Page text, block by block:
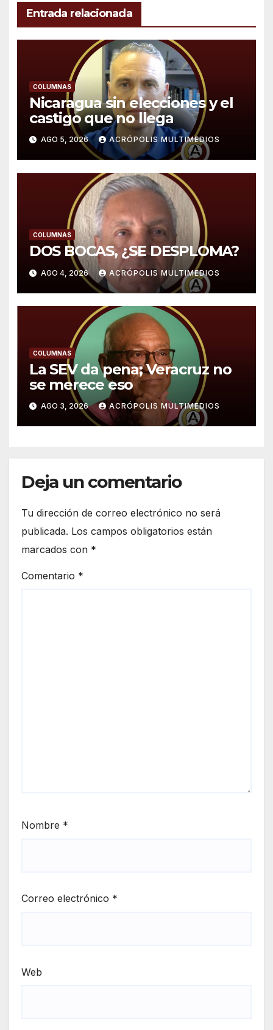
Entrada relacionada
COLUMNAS
Nicaragua sin elecciones y el
castigo que no llega
AGO 5, 2026 ACRÓPOLIS MULTIMEDIOS
COLUMNAS
DOS BOCAS, ¿SE DESPLOMA?
AGO 4, 2026 ACRÓPOLIS MULTIMEDIOS
COLUMNAS
La SEV da pena; Veracruz no
se merece eso
AGO 3, 2026 ACRÓPOLIS MULTIMEDIOS
Deja un comentario
Tu dirección de correo electrónico no será
publicada. Los campos obligatorios están
marcados con *
Comentario *
Nombre *
Correo electrónico *
Web